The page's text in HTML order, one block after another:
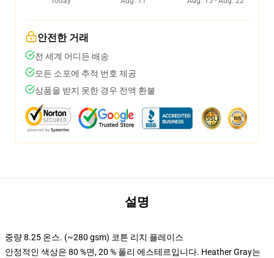
안전한 거래
전 세계 어디든 배송
모든 소포에 추적 번호 제공
상품을 받지 못한 경우 전액 환불
설명
중량 8.25 온스. (~280 gsm) 코튼 리치 플레이스
안정적인 색상은 80 %면, 20 % 폴리 에스테르입니다. Heather Gray는